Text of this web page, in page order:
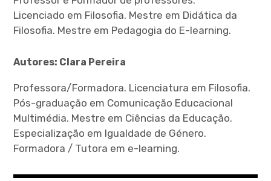
Licenciado em Filosofia. Mestre em Didática da
Filosofia. Mestre em Pedagogia do E-learning.
Autores: Clara Pereira
Professora/Formadora. Licenciatura em Filosofia.
Pós-graduação em Comunicação Educacional
Multimédia. Mestre em Ciências da Educação.
Especialização em Igualdade de Género.
Formadora / Tutora em e-learning.